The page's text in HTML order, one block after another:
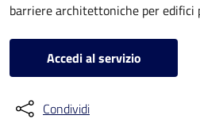
barriere architettoniche per edifici
Accedi al servizio
Condividi